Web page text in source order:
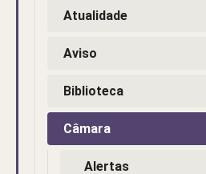
Atualidade
Aviso
Biblioteca
Câmara
Alertas